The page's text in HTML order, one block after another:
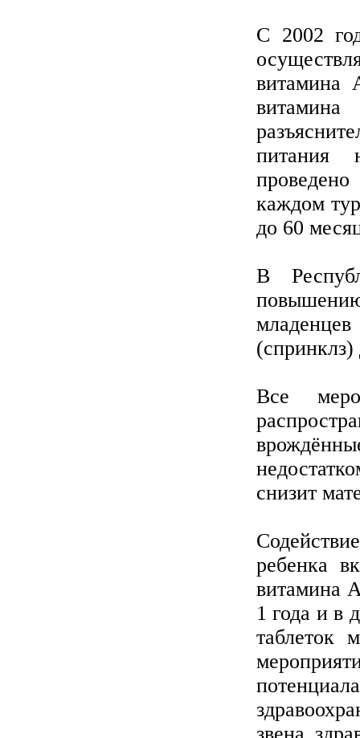
С 2002
витамина
питания
каждом
до 60
В
(спринклз)
Все
снизит
ребенка
витамина
1 года и в
таблеток